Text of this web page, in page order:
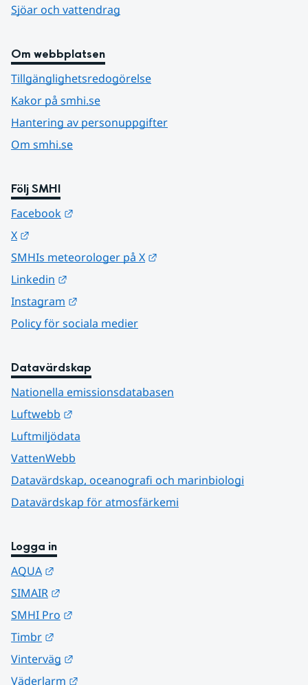
Sjöar och vattendrag
Om webbplatsen
Tillgänglighetsredogörelse
Kakor på smhi.se
Hantering av personuppgifter
Om smhi.se
Följ SMHI
Facebook
X
SMHIs meteorologer på X
Linkedin
Instagram
Policy för sociala medier
Datavärdskap
Nationella emissionsdatabasen
Luftwebb
Luftmiljödata
VattenWebb
Datavärdskap, oceanografi och marinbiologi
Datavärdskap för atmosfärkemi
Logga in
AQUA
SIMAIR
SMHI Pro
Timbr
Vinterväg
Väderlarm